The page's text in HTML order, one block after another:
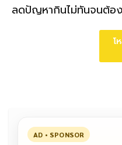
ลดปัญหากินไม่ทันจนต้อ
โ
AD • SPONSOR